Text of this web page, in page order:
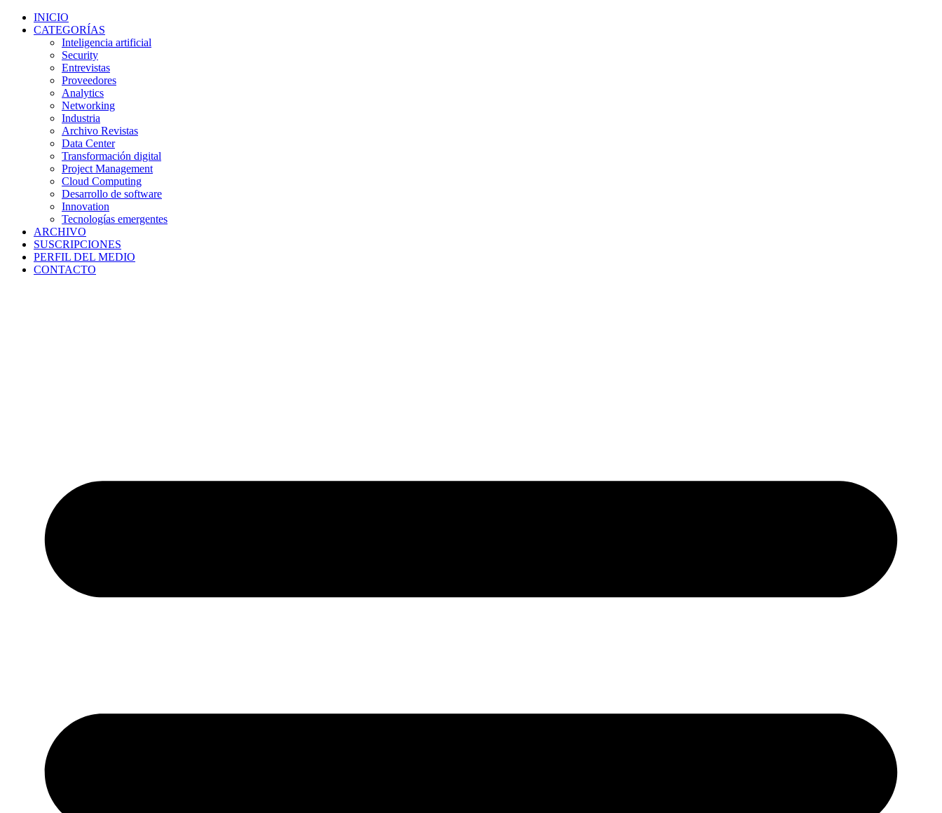
INICIO
CATEGORÍAS
Inteligencia artificial
Security
Entrevistas
Proveedores
Analytics
Networking
Industria
Archivo Revistas
Data Center
Transformación digital
Project Management
Cloud Computing
Desarrollo de software
Innovation
Tecnologías emergentes
ARCHIVO
SUSCRIPCIONES
PERFIL DEL MEDIO
CONTACTO